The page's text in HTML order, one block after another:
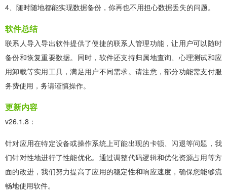
4、随时随地都能实现数据备份，你再也不用担心数据丢失的问题。
软件总结
联系人导入导出软件提供了便捷的联系人管理功能，让用户可以随时
备份和恢复重要数据。同时，软件还支持归属地查询、心理测试和应
用卸载等实用工具，满足用户不同需求。请注意，部分功能需支付服
务费使用，务请谨慎操作。
更新内容
v26.1.8：
针对应用在特定设备或操作系统上可能出现的卡顿、闪退等问题，我
们针对性地进行了性能优化。通过调整代码逻辑和优化资源占用等方
面的改进，我们努力提高了应用的稳定性和响应速度，确保您能够流
畅地使用软件。